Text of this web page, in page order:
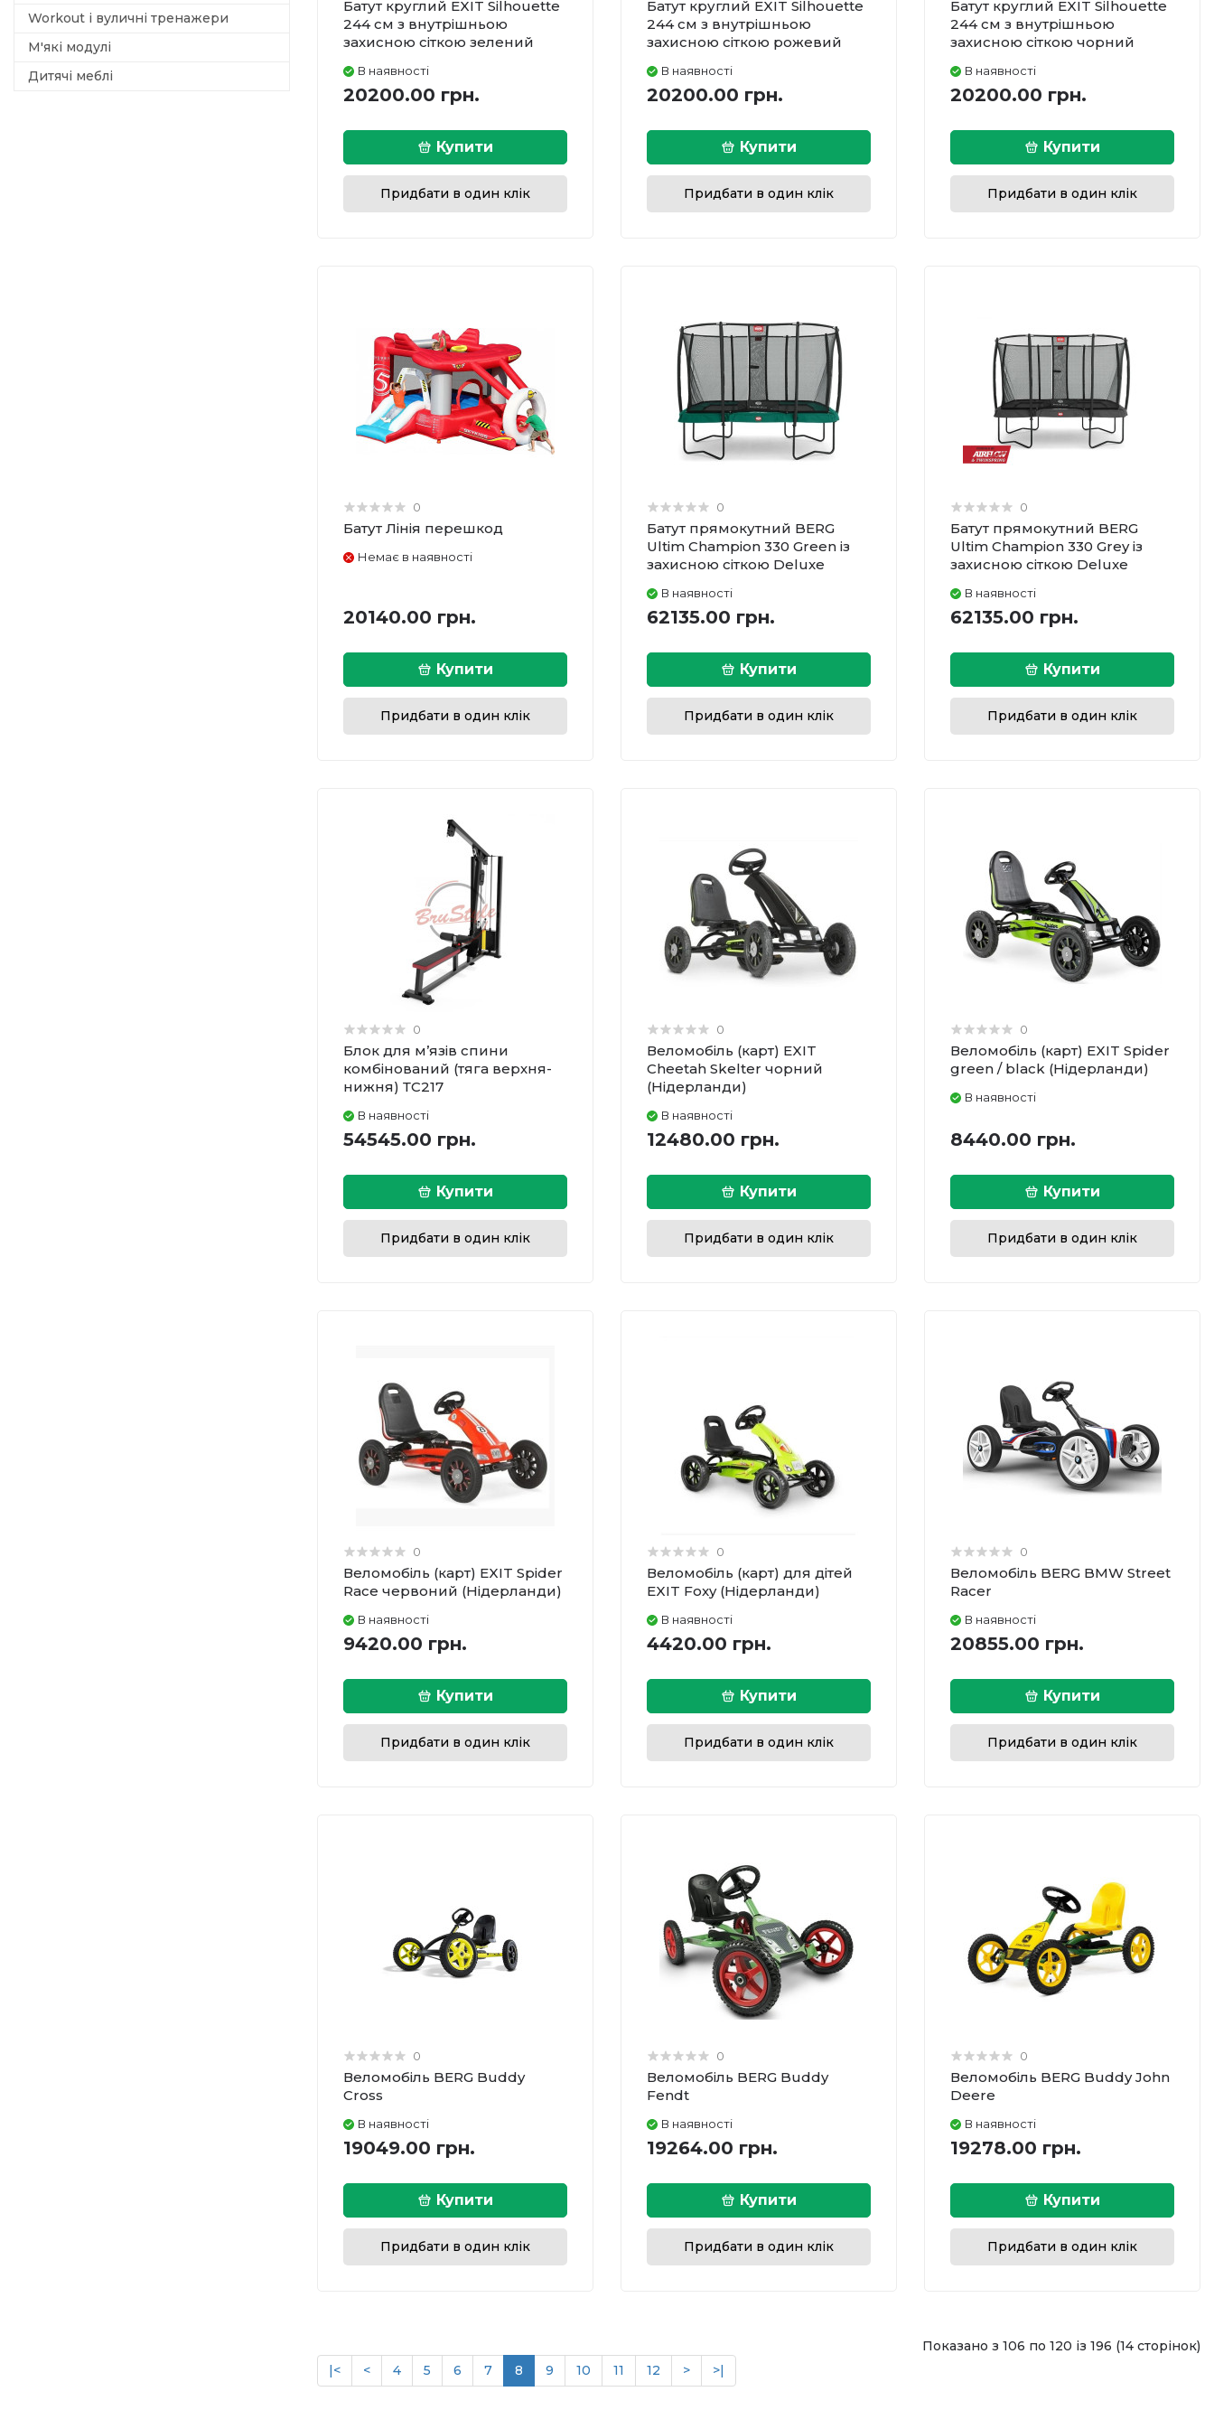
Workout і вуличні тренажери
М'які модулі
Дитячі меблі
Батут круглий EXIT Silhouette
244 см з внутрішньою
захисною сіткою зелений
В наявності
20200.00 грн.
Купити
Придбати в один клік
Батут круглий EXIT Silhouette
244 см з внутрішньою
захисною сіткою рожевий
В наявності
20200.00 грн.
Купити
Придбати в один клік
Батут круглий EXIT Silhouette
244 см з внутрішньою
захисною сіткою чорний
В наявності
20200.00 грн.
Купити
Придбати в один клік
0
Батут Лінія перешкод
Немає в наявності
20140.00 грн.
Купити
Придбати в один клік
0
Батут прямокутний BERG
Ultim Champion 330 Green із
захисною сіткою Deluxe
В наявності
62135.00 грн.
Купити
Придбати в один клік
0
Батут прямокутний BERG
Ultim Champion 330 Grey із
захисною сіткою Deluxe
В наявності
62135.00 грн.
Купити
Придбати в один клік
0
Блок для м’язів спини
комбінований (тяга верхня-
нижня) ТС217
В наявності
54545.00 грн.
Купити
Придбати в один клік
0
Веломобіль (карт) EXIT
Cheetah Skelter чорний
(Нідерланди)
В наявності
12480.00 грн.
Купити
Придбати в один клік
0
Веломобіль (карт) EXIT Spider
green / black (Нідерланди)
В наявності
8440.00 грн.
Купити
Придбати в один клік
0
Веломобіль (карт) EXIT Spider
Race червоний (Нідерланди)
В наявності
9420.00 грн.
Купити
Придбати в один клік
0
Веломобіль (карт) для дітей
EXIT Foxy (Нідерланди)
В наявності
4420.00 грн.
Купити
Придбати в один клік
0
Веломобіль BERG BMW Street
Racer
В наявності
20855.00 грн.
Купити
Придбати в один клік
0
Веломобіль BERG Buddy
Cross
В наявності
19049.00 грн.
Купити
Придбати в один клік
0
Веломобіль BERG Buddy
Fendt
В наявності
19264.00 грн.
Купити
Придбати в один клік
0
Веломобіль BERG Buddy John
Deere
В наявності
19278.00 грн.
Купити
Придбати в один клік
|< < 4 5 6 7 8 9 10 11 12 > >|
Показано з 106 по 120 із 196 (14 сторінок)